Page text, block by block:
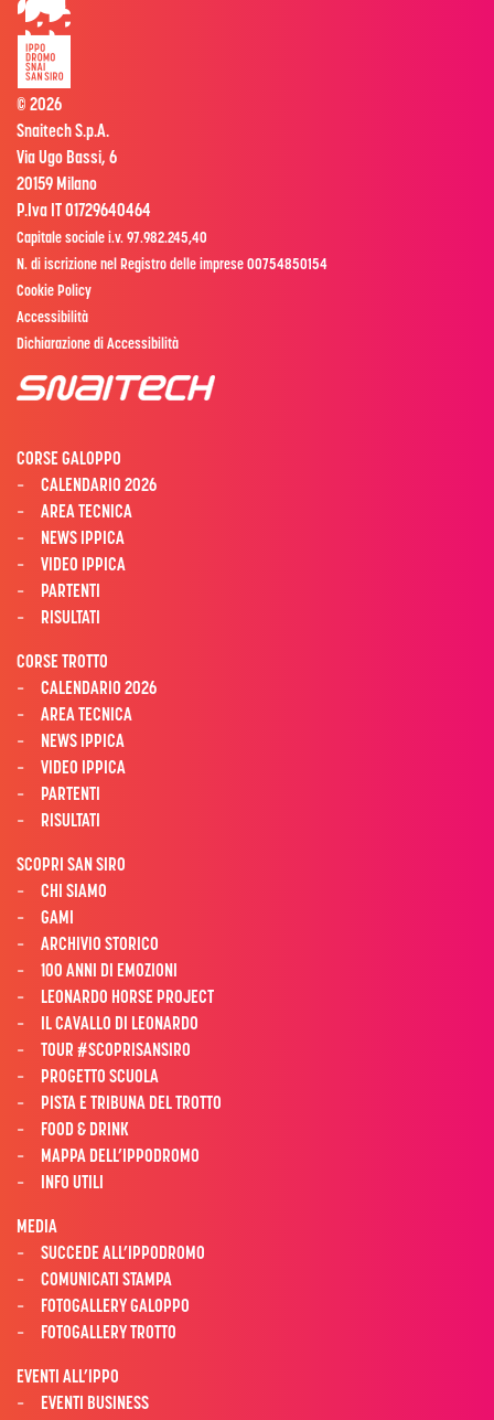
© 2026
Snaitech S.p.A.
Via Ugo Bassi, 6
20159 Milano
P.Iva IT 01729640464
Capitale sociale i.v. 97.982.245,40
N. di iscrizione nel Registro delle imprese 00754850154
Cookie Policy
Accessibilità
Dichiarazione di Accessibilità
CORSE GALOPPO
CALENDARIO 2026
AREA TECNICA
NEWS IPPICA
VIDEO IPPICA
PARTENTI
RISULTATI
CORSE TROTTO
CALENDARIO 2026
AREA TECNICA
NEWS IPPICA
VIDEO IPPICA
PARTENTI
RISULTATI
SCOPRI SAN SIRO
CHI SIAMO
GAMI
ARCHIVIO STORICO
100 ANNI DI EMOZIONI
LEONARDO HORSE PROJECT
IL CAVALLO DI LEONARDO
TOUR #SCOPRISANSIRO
PROGETTO SCUOLA
PISTA E TRIBUNA DEL TROTTO
FOOD & DRINK
MAPPA DELL’IPPODROMO
INFO UTILI
MEDIA
SUCCEDE ALL’IPPODROMO
COMUNICATI STAMPA
FOTOGALLERY GALOPPO
FOTOGALLERY TROTTO
EVENTI ALL’IPPO
EVENTI BUSINESS